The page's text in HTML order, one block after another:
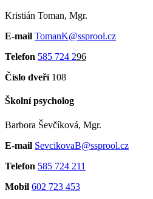
Kristián Toman, Mgr.
E-mail TomanK@ssprool.cz
Telefon 585 724 296
Číslo dveří108
Školní psycholog
Barbora Ševčíková, Mgr.
E-mail SevcikovaB@ssprool.cz
Telefon 585 724 211
Mobil 602 723 453